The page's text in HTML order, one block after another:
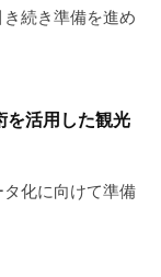
続き準備を進め
を活用した観光
化に向けて準備